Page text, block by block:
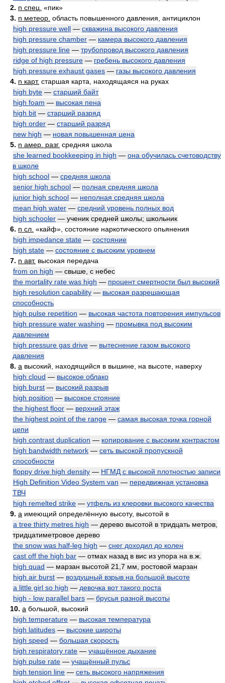
2. n спец. «пик»
3. n метеор. область повышенного давления, антициклон
high pressure well — скважина высокого давления
high pressure chamber — камера высокого давления
high pressure line — трубопровод высокого давления
ridge of high pressure — гребень высокого давления
high pressure exhaust gases — газы высокого давления
4. n карт. старшая карта, находящаяся на руках
high byte — старший байт
high foam — высокая пена
high bit — старший разряд
high order — старший разряд
new high — новая повышенная цена
5. n амер. разг. средняя школа
she learned bookkeeping in high — она обучилась счетоводству
в школе
high school — средняя школа
senior high school — полная средняя школа
junior high school — неполная средняя школа
mean high water — средний уровень полных вод
high schooler — ученик средней школы; школьник
6. n сл. «кайф», состояние наркотического опьянения
high impedance state — состояние
high state — состояние с высоким уровнем
7. n авт. высокая передача
from on high — свыше, с небес
the mortality rate was high — процент смертности был высокий
high resolution capability — высокая разрешающая
способность
high pulse repetition — высокая частота повторения импульсов
high pressure water washing — промывка под высоким
давлением
high pressure gas drive — вытеснение газом высокого
давления
8. a высокий, находящийся в вышине, на высоте, наверху
high cloud — высокое облако
high burst — высокий разрыв
high position — высокое стояние
the highest floor — верхний этаж
the highest point of the range — самая высокая точка горной
цепи
high contrast duplication — копирование с высоким контрастом
high bandwidth network — сеть высокой пропускной
способности
floppy drive high density — НГМД с высокой плотностью записи
High Definition Video System van — передвижная установка
ТВЧ
high remelted strike — утфель из клеровки высокого качества
9. a имеющий определённую высоту, высотой в
a tree thirty metres high — дерево высотой в тридцать метров,
тридцатиметровое дерево
the snow was half-leg high — снег доходил до колен
cast off the high bar — отмах назад в вис из упора на в.ж.
high quad — марзан высотой 21,7 мм, ростовой марзан
high air burst — воздушный взрыв на большой высоте
a little girl so high — девочка вот такого роста
high - low parallel bars — брусья разной высоты
10. a большой, высокий
high temperature — высокая температура
high latitudes — высокие широты
high speed — большая скорость
high respiratory rate — учащённое дыхание
high pulse rate — учащённый пульс
high tension line — сеть высокого напряжения